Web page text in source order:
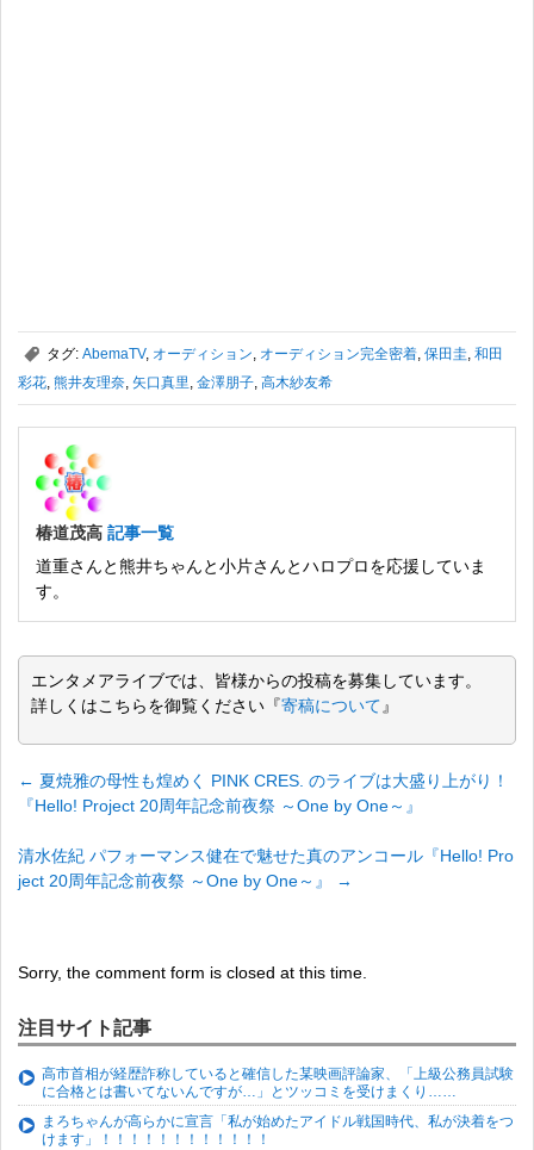
, タグ: AbemaTV, オーディション, オーディション完全密着, 保田圭, 和田
彩花, 熊井友理奈, 矢口真里, 金澤朋子, 高木紗友希
椿道茂高 記事一覧
道重さんと熊井ちゃんと小片さんとハロプロを応援していま
す。
エンタメアライブでは、皆様からの投稿を募集しています。
詳しくはこちらを御覧ください『寄稿について』
← 夏焼雅の母性も煌めく PINK CRES. のライブは大盛り上がり！
『Hello! Project 20周年記念前夜祭 ～One by One～』
清水佐紀 パフォーマンス健在で魅せた真のアンコール『Hello! Pro
ject 20周年記念前夜祭 ～One by One～』
→
Sorry, the comment form is closed at this time.
注目サイト記事
高市首相が経歴詐称していると確信した某映画評論家、「上級公務員試験
に合格とは書いてないんですが…」とツッコミを受けまくり……
まろちゃんが高らかに宣言「私が始めたアイドル戦国時代、私が決着をつ
けます」！！！！！！！！！！！！